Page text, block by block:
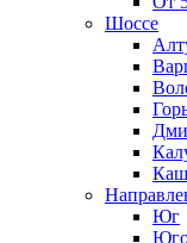
Шоссе
Юг